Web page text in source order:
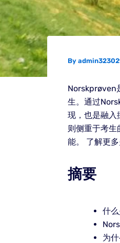
By
Norskprøven
生。通过
现，也是融入
则侧重于考
能。 了解更
摘要
什
为